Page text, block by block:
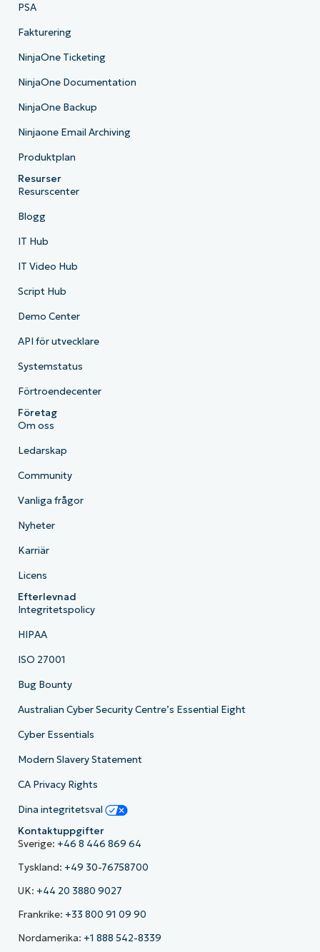
PSA
Fakturering
NinjaOne Ticketing
NinjaOne Documentation
NinjaOne Backup
Ninjaone Email Archiving
Produktplan
Resurser
Resurscenter
Blogg
IT Hub
IT Video Hub
Script Hub
Demo Center
API för utvecklare
Systemstatus
Förtroendecenter
Företag
Om oss
Ledarskap
Community
Vanliga frågor
Nyheter
Karriär
Licens
Efterlevnad
Integritetspolicy
HIPAA
ISO 27001
Bug Bounty
Australian Cyber Security Centre’s Essential Eight
Cyber Essentials
Modern Slavery Statement
CA Privacy Rights
Dina integritetsval
Kontaktuppgifter
Sverige: +46 8 446 869 64
Tyskland: +49 30-76758700
UK: +44 20 3880 9027
Frankrike: +33 800 91 09 90
Nordamerika: +1 888 542-8339